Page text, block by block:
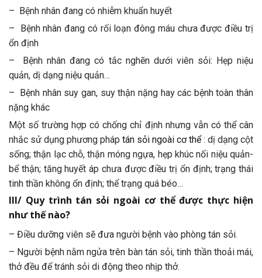
– Bệnh nhân đang có nhiễm khuẩn huyết
– Bệnh nhân đang có rối loạn đông máu chưa được điều trị
ổn định
– Bệnh nhân đang có tắc nghẽn dưới viên sỏi: Hẹp niệu
quản, dị dạng niệu quản…
– Bệnh nhân suy gan, suy thận nặng hay các bệnh toàn thân
nặng khác
Một số trường hợp có chống chỉ định nhưng vẫn có thể cân
nhắc sử dụng phương pháp tán sỏi ngoài cơ thể: dị dạng cột
sống; thận lạc chỗ, thận móng ngựa, hẹp khúc nối niệu quản-
bể thận; tăng huyết áp chưa được điều trị ổn định; trạng thái
tinh thần không ổn định; thể trạng quá béo…
III/ Quy trình tán sỏi ngoài cơ thể được thực hiện
như thế nào?
– Điều dưỡng viên sẽ đưa người bệnh vào phòng tán sỏi.
– Người bệnh nằm ngửa trên bàn tán sỏi, tinh thần thoải mái,
thở đều để tránh sỏi di động theo nhịp thở.